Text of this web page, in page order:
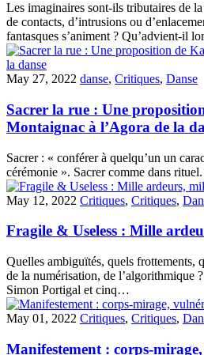
Les imaginaires sont-ils tributaires de
de contacts, d’intrusions ou
fantasques s’animent ? Qu’advient-il
May 27, 2022 danse, Critiques, Danse
Sacrer la rue : Une
Montaignac à l’Agora de la
Sacrer : « conférer à quelqu’un un
cérémonie ». Sacrer comme dans
May 12, 2022 Critiques, Critiques,
Fragile & Useless : Mille
Quelles ambiguïtés, quels frottements,
de la numérisation, de l’algorithmique ?
Simon Portigal et cinq…
May 01, 2022 Critiques, Critiques,
Manifestement : corps-